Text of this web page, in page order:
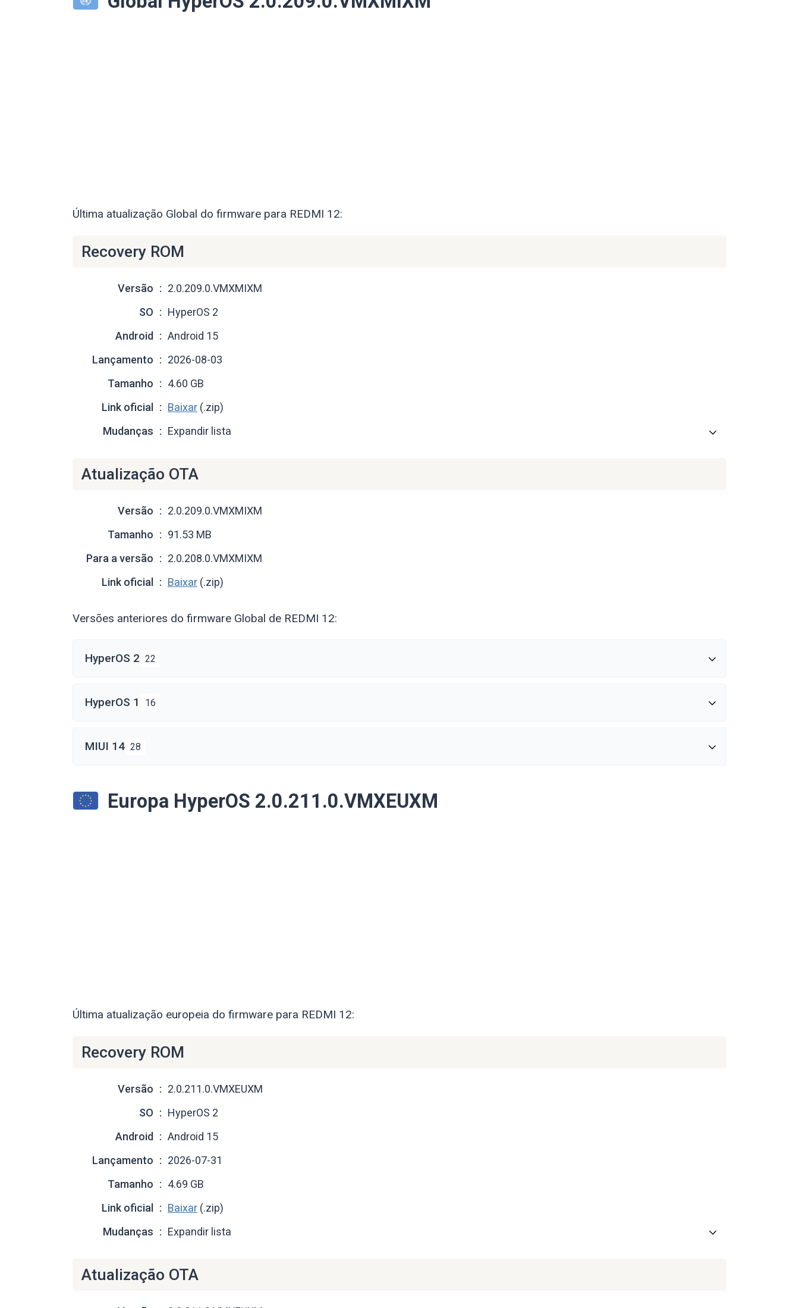
Última atualização Global do firmware para REDMI 12:
Recovery ROM
Versão
2.0.209.0.VMXMIXM
SO
HyperOS 2
Android
Android 15
Lançamento
2026-08-03
Tamanho
4.60 GB
Link oficial
Baixar (.zip)
Mudanças
Expandir lista
Atualização OTA
Versão
2.0.209.0.VMXMIXM
Tamanho
91.53 MB
Para a versão
2.0.208.0.VMXMIXM
Link oficial
Baixar (.zip)
Versões anteriores do firmware Global de REDMI 12:
HyperOS 2 22
HyperOS 1 16
MIUI 14 28
Europa HyperOS 2.0.211.0.VMXEUXM
Última atualização europeia do firmware para REDMI 12:
Recovery ROM
Versão
2.0.211.0.VMXEUXM
SO
HyperOS 2
Android
Android 15
Lançamento
2026-07-31
Tamanho
4.69 GB
Link oficial
Baixar (.zip)
Mudanças
Expandir lista
Atualização OTA